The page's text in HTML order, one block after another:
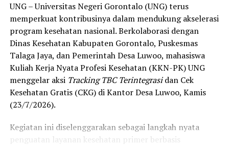
tertinggi di kawasan SulutGo sebagaimana dipaparkan
dalam Rakorwil TPAKD,” ungkap Wawali Indra Gobel
usai kegiatan.
Indra menambahkan, skor IKAD ini membuktikan bahwa
tingkat keterjangkauan, pemanfaatan, serta inklusivitas
layanan keuangan bagi masyarakat di Kota Gorontalo
berada di posisi terdepan.
menjadi indikator kuat atas keberhasilan pemerintah
daerah dalam mendorong masyarakat agar makin
UNG – Universitas Negeri Gorontalo (UNG) terus
memperkuat kontribusinya dalam mendukung akselerasi
program kesehatan nasional. Berkolaborasi dengan
Dinas Kesehatan Kabupaten Gorontalo, Puskesmas
Talaga Jaya, dan Pemerintah Desa Luwoo, mahasiswa
Kuliah Kerja Nyata Profesi Kesehatan (KKN-PK) UNG
menggelar aksi Tracking TBC Terintegrasidan Cek
Kesehatan Gratis (CKG) di Kantor Desa Luwoo, Kamis
(23/7/2026).
Kegiatan ini diselenggarakan sebagai langkah nyata
penguatan layanan kesehatan primer berbasis